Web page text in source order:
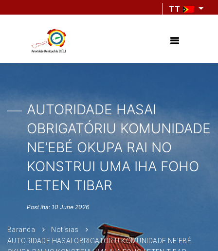
TT
AUTORIDADE HASAI
OBRIGATÓRIU KOMUNIDADE
NE’EBÉ OKUPA RAI NO
KONSTRUI UMA IHA FOHO
LETEN TIBAR
Post iha: 10 June 2026
Baranda
Notísias
AUTORIDADE HASAI OBRIGATÓRIU KOMUNIDADE NE’EBÉ